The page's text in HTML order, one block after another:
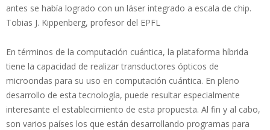
antes se había logrado con un láser integrado a escala de chip.
Tobias J. Kippenberg, profesor del EPFL
En términos de la computación cuántica, la plataforma híbrida
tiene la capacidad de realizar transductores ópticos de
microondas para su uso en computación cuántica. En pleno
desarrollo de esta tecnología, puede resultar especialmente
interesante el establecimiento de esta propuesta. Al fin y al cabo,
son varios países los que están desarrollando programas para